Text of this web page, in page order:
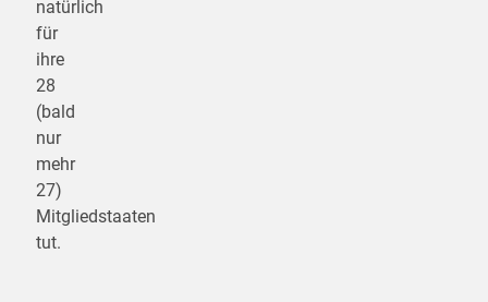
natürlich
für
ihre
28
(bald
nur
mehr
27)
Mitgliedstaaten
tut.